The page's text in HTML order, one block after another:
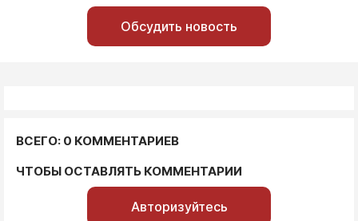
Обсудить новость
ВСЕГО: 0 КОММЕНТАРИЕВ
ЧТОБЫ ОСТАВЛЯТЬ КОММЕНТАРИИ
Авторизуйтесь